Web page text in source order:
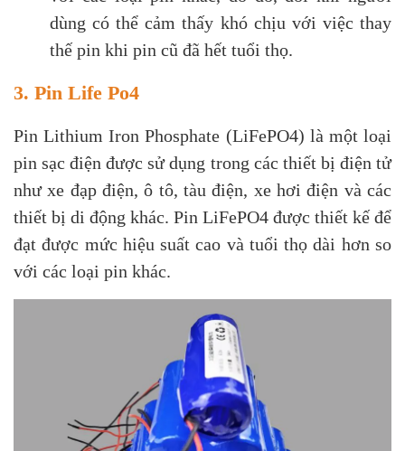
dùng có thể cảm thấy khó chịu với việc thay
thế pin khi pin cũ đã hết tuổi thọ.
3. Pin Life Po4
Pin Lithium Iron Phosphate (LiFePO4) là một loại
pin sạc điện được sử dụng trong các thiết bị điện tử
như xe đạp điện, ô tô, tàu điện, xe hơi điện và các
thiết bị di động khác. Pin LiFePO4 được thiết kế để
đạt được mức hiệu suất cao và tuổi thọ dài hơn so
với các loại pin khác.